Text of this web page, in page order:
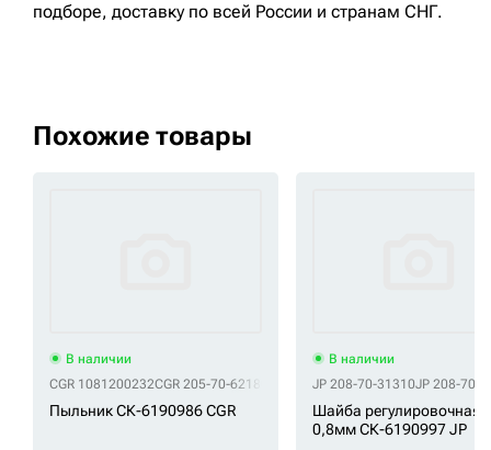
подборе, доставку по всей России и странам СНГ.
Похожие товары
В наличии
CGR 1081200232CGR 205-70-62180 CGR 205-70-62182CGR 207-30-
Пыльник СК-6190986 CGR
В наличии
JP 208-70-31310JP 208-70-
Шайба регулировочная
0,8мм СК-6190997 JP